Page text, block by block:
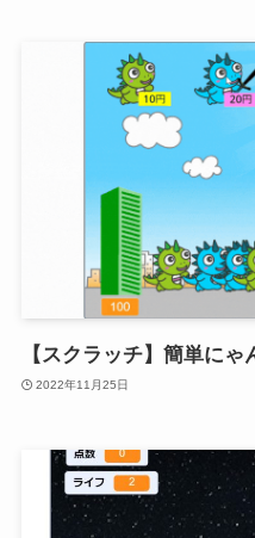
【スクラッチ】簡単に
2022年11月25日